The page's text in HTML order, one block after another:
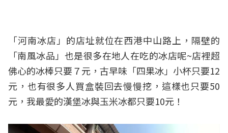
「河南冰店」的店址就位在西港中山路上，隔壁的
「南風冰品」也是很多在地人在吃的冰店呢~店裡超
佛心的冰棒只要７元，古早味「四果冰」小杯只要12
元，也有很多人買盒裝回去慢慢挖，這樣也只要50
元，我最愛的漢堡冰與玉米冰都只要10元！